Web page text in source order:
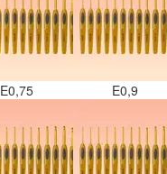
E0,75 E0,9